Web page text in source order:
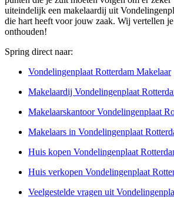
uiteindelijk een makelaardij uit
die hart heeft voor jouw zaak. Wij vertellen
onthouden!
Spring direct naar:
Vondelingenplaat Rotterdam Makelaar
Makelaardij Vondelingenplaat
Makelaarskantoor Vondelingenplaat
Makelaars in Vondelingenplaat
Huis kopen Vondelingenplaat
Huis verkopen Vondelingenplaat
Veelgestelde vragen uit